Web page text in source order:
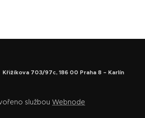
Křižíkova 703/97c, 186 00 Praha 8 – Karlín
službou Webnode